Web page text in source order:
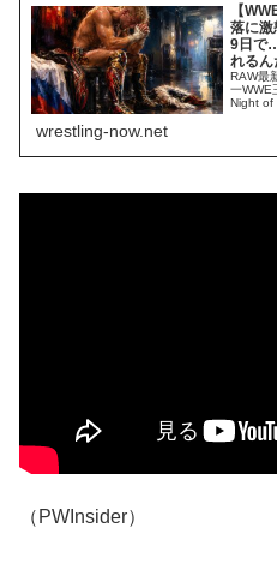
【
落に
9日で
れるん
RAW最
一WWE
Night of
WWE
アの中
wrestling-now.net
（PWInsider）